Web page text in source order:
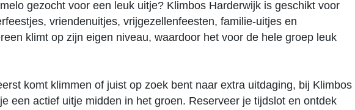
gezocht voor een leuk uitje? Klimbos Harderwijk is geschikt voor
vriendenuitjes, vrijgezellenfeesten, familie-uitjes en
klimt op zijn eigen niveau, waardoor het voor de hele groep leuk
komt klimmen of juist op zoek bent naar extra uitdaging, bij Klimbos
een actief uitje midden in het groen. Reserveer je tijdslot en ontdek